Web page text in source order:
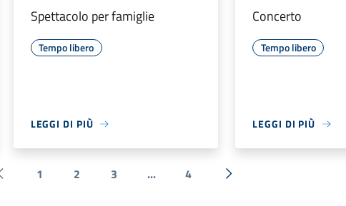
Spettacolo per famiglie
Tempo libero
LEGGI DI PIÙ
Concerto
Tempo libero
LEGGI DI PIÙ
Pagina precedente
1 2 3 ... 4
Successiva »